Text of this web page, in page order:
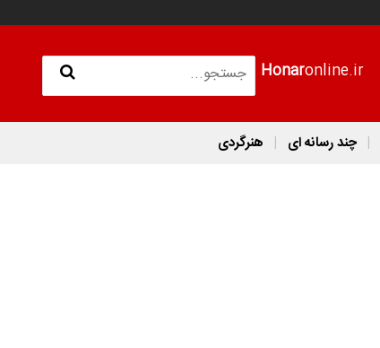
Honaronline.ir
چند رسانه ای هنرگردی